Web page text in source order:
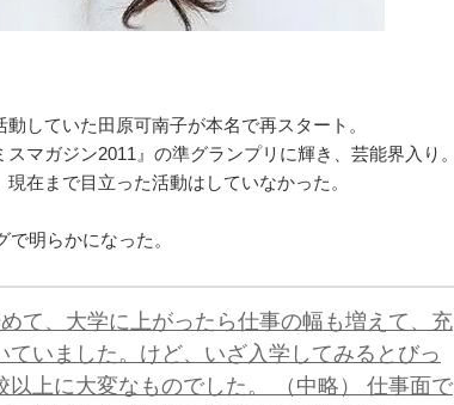
していた田原可南子が本名で再スタート。
マガジン2011』の準グランプリに輝き、芸能界入り。
在まで目立った活動はしていなかった。
明らかになった。
て、大学に上がったら仕事の幅も増えて、充
いました。けど、いざ入学してみるとびっ
上に大変なものでした。 （中略） 仕事面で